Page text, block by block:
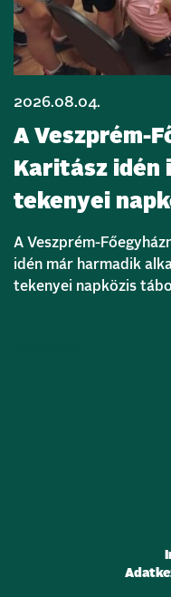
2026.08.04.
A Veszprém-
Karitász
tekenyei
A Veszprém-
idén már harmadik
tekenyei napközis